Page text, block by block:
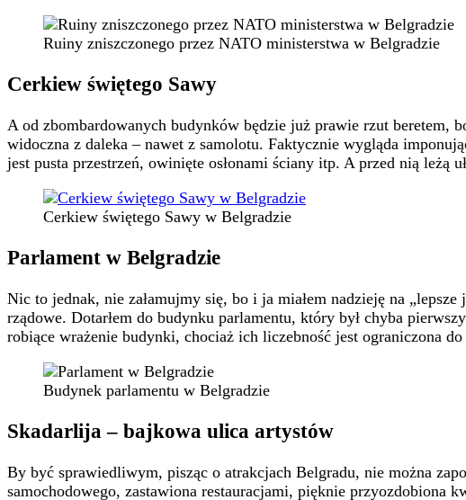
Ruiny zniszczonego przez NATO ministerstwa w Belgradzie
Cerkiew świętego Sawy
A od zbombardowanych budynków będzie już prawie rzut beretem,
widoczna z daleka – nawet z samolotu. Faktycznie wygląda
jest pusta przestrzeń, owinięte osłonami ściany itp. A przed nią leżą
Cerkiew świętego Sawy w Belgradzie
Parlament w Belgradzie
Nic to jednak, nie załamujmy się, bo i ja miałem nadzieję na
rządowe. Dotarłem do budynku parlamentu, który był chyba
robiące wrażenie budynki, chociaż ich liczebność jest ograniczona
Budynek parlamentu w Belgradzie
Skadarlija – bajkowa ulica artystów
By być sprawiedliwym, pisząc o atrakcjach Belgradu, nie można
samochodowego, zastawiona restauracjami, pięknie przyozdobiona